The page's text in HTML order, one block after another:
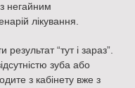
негайним
лікування.
“тут і зараз”.
зуба або
з кабінету вже з